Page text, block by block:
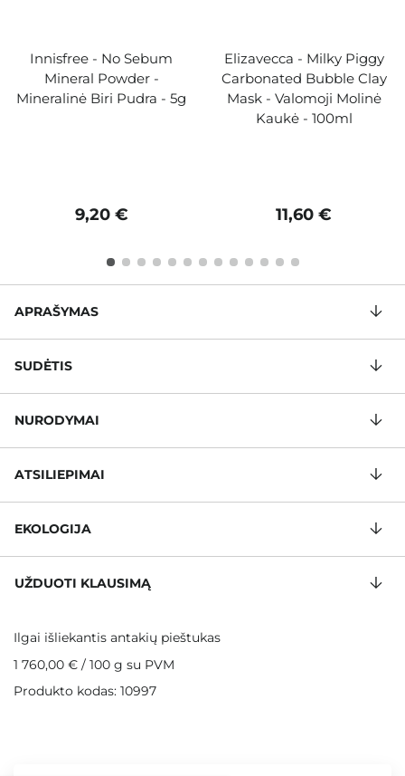
Innisfree - No Sebum
Mineral Powder -
Mineralinė Biri Pudra - 5g
9,20 €
Elizavecca - Milky Piggy
Carbonated Bubble Clay
Mask - Valomoji Molinė
Kaukė - 100ml
11,60 €
APRAŠYMAS
SUDĖTIS
NURODYMAI
ATSILIEPIMAI
EKOLOGIJA
UŽDUOTI KLAUSIMĄ
Ilgai išliekantis antakių pieštukas
1 760,00 € / 100 g su PVM
Produkto kodas: 10997